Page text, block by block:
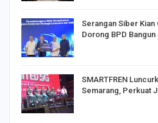
Serangan Siber Kian
Dorong BPD
SMARTFREN
Semarang, Perkuat